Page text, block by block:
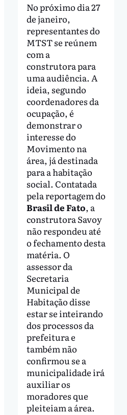
No próximo dia 27
de janeiro,
representantes do
MTST se reúnem
com a
construtora para
uma audiência. A
ideia, segundo
coordenadores da
ocupação, é
demonstrar o
interesse do
Movimento na
área, já destinada
para a habitação
social. Contatada
pela reportagem do
Brasil de Fato, a
construtora Savoy
não respondeu até
o fechamento desta
matéria. O
assessor da
Secretaria
Municipal de
Habitação disse
estar se inteirando
dos processos da
prefeitura e
também não
confirmou se a
municipalidade irá
auxiliar os
moradores que
pleiteiam a área.